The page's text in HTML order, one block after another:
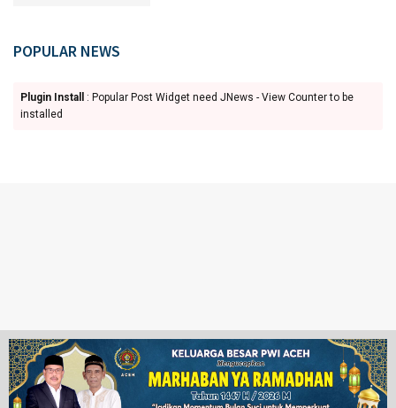
POPULAR NEWS
Plugin Install
: Popular Post Widget need JNews - View Counter to be
installed
Ketentuan Penggunaan Redaksi